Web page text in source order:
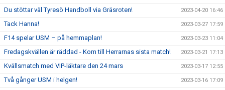
Du stöttar väl Tyresö Handboll via Gräsroten! 2023-04-20 16:46
Tack Hanna! 2023-03-27 17:59
F14 spelar USM – på hemmaplan! 2023-03-23 11:04
Fredagskvällen är räddad - Kom till Herrarnas sista match! 2023-03-21 17:13
Kvällsmatch med VIP-läktare den 24 mars 2023-03-17 12:55
Två gånger USM i helgen! 2023-03-16 17:09